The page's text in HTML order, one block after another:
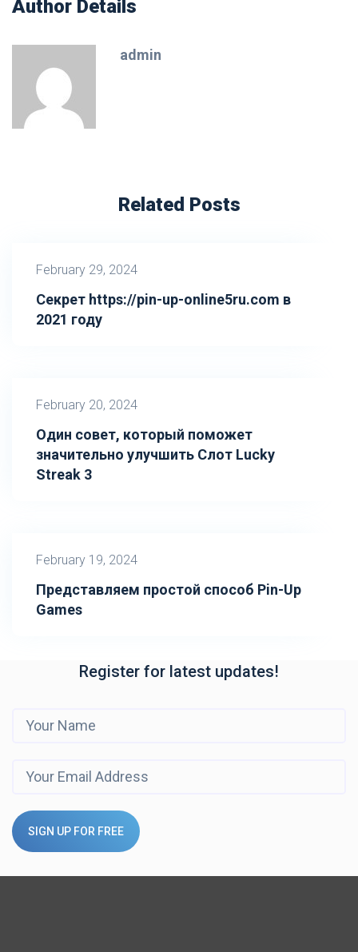
Author Details
admin
Related Posts
February 29, 2024
Секрет https://pin-up-online5ru.com в
2021 году
February 20, 2024
Один совет, который поможет
значительно улучшить Слот Lucky
Streak 3
February 19, 2024
Представляем простой способ Pin-Up
Games
Register for latest updates!
SIGN UP FOR FREE